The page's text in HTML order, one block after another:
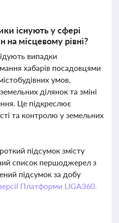
існують у сфері
на місцевому рівні?
випадки
хабарів посадовцями
умов,
ділянок та зміні
Це підкреслює
та контролю у земельних
підсумок змісту
список першоджерел з
підсумок за добу
Платформи LIGA360.